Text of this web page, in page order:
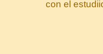
con el